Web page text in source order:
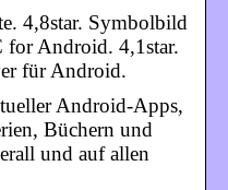
4,8star. Symbolbild
Android. 4,1star.
für Android.
Android-Apps,
Büchern und
und auf allen